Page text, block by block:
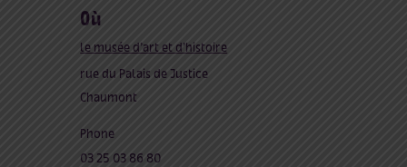
où
le musée d’art et d’histoire
rue du Palais de Justice
Chaumont
Phone
03 25 03 86 80